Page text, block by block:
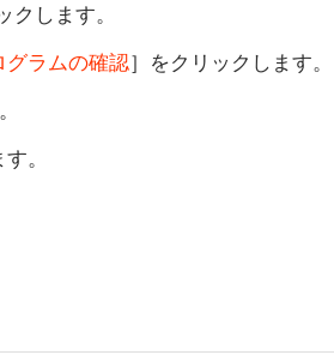
クします。
グラムの確認］をクリックします。
。